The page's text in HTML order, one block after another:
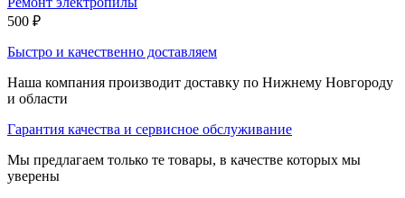
500 ₽
Быстро и качественно доставляем
Наша компания производит доставку по Нижнему Новгороду
и области
Гарантия качества и сервисное обслуживание
Мы предлагаем только те товары, в качестве которых мы
уверены